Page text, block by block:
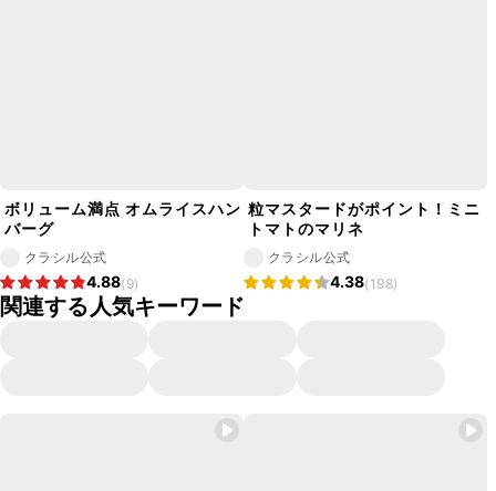
ボリューム満点 オムライスハン
バーグ
クラシル公式
4.88(9)
粒マスタードがポイント！ミニ
トマトのマリネ
クラシル公式
4.38(198)
関連する人気キーワード